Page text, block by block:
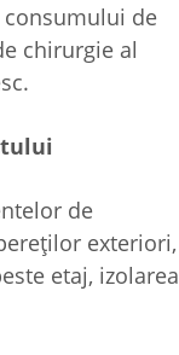
de
chirurgie al
de
exteriori,
etaj, izolarea